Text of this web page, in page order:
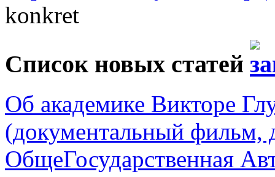
konkret
Список новых статей
Об академике Викторе
(документальный
ОбщеГосударственная